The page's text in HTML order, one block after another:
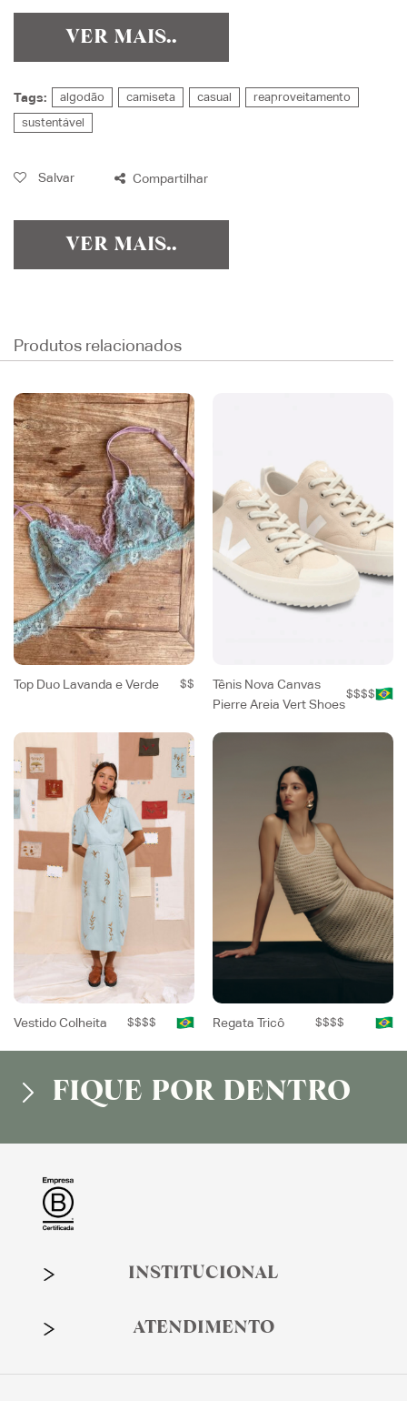
VER MAIS..
Tags: algodão camiseta casual
reaproveitamento
sustentável
Salvar Compartilhar
VER MAIS..
Produtos relacionados
Top Duo Lavanda e Verde $$
Tênis Nova Canvas
Pierre Areia Vert Shoes
$$$$
Vestido Colheita $$$$ Regata Tricô $$$$
FIQUE POR DENTRO
INSTITUCIONAL
ATENDIMENTO